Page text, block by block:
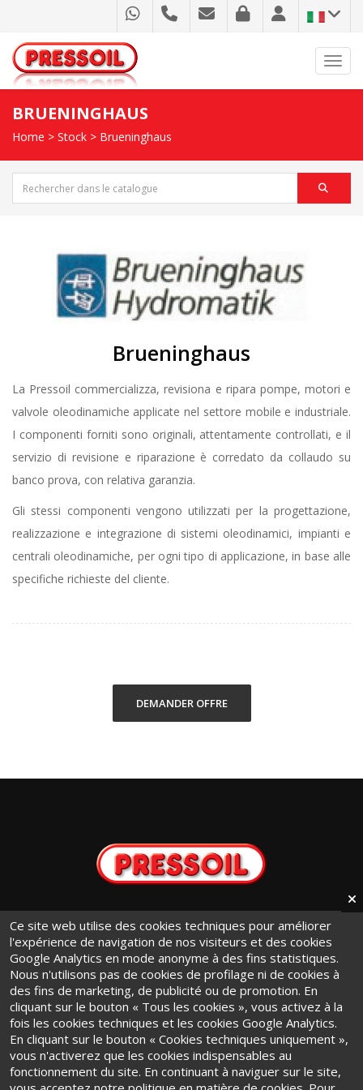
BRUENINGHAUS
Home > Stock > Brueninghaus
Brueninghaus
La Pressoil commercializza, revisiona e ripara pompe, motori e
valvole oleodinamiche applicate nel settore mobile e industriale.
I componenti forniti sono originali, attentamente controllati, e il
servizio di revisione e riparazione è corredato da collaudo su
banco prova, con relativa garanzia.
Gli stessi componenti vengono utilizzati per la progettazione,
realizzazione e integrazione di sistemi oleodinamici, impianti e
centrali oleodinamiche, per ogni tipo di applicazione, in base alle
specifiche richieste del cliente.
DEMANDER OFFRE
info@pressoil.it
+ 39 011 9441131
Via Cavaglià, 7 - 10020
Cambiano (TO) · Italy
Ce site web utilise des cookies techniques pour améliorer
l'expérience de navigation de nos visiteurs et des cookies
Google Analytics en mode anonyme à des fins statistiques.
Nous n'utilisons pas de cookies de profilage ni de cookies à
des fins de marketing, de publicité ou de promotion. En
cliquant sur le bouton « Tous les cookies », vous activez à la
fois les cookies techniques et les cookies Google Analytics.
En cliquant sur le bouton « Cookies techniques uniquement »,
vous n'activerez que les cookies indispensables au
fonctionnement du site. En continuant à naviguer sur le site,